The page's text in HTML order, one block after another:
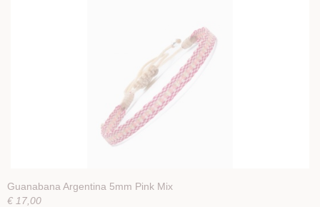
Guanabana Argentina 5mm Pink Mix
€ 17,00